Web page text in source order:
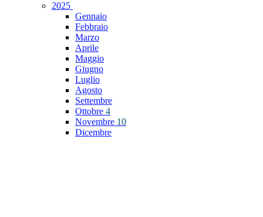
2025
Gennaio
Febbraio
Marzo
Aprile
Maggio
Giugno
Luglio
Agosto
Settembre
Ottobre 4
Novembre 10
Dicembre